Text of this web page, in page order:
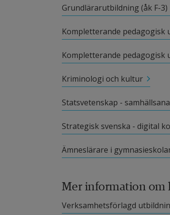
Grundlärarutbildning (åk F-3)
Kompletterande pedagogisk
Kompletterande pedagogisk
Kriminologi och kultur
Statsvetenskap -
Strategisk svenska - digital
Ämneslärare i
Mer information om
Verksamhetsförlagd